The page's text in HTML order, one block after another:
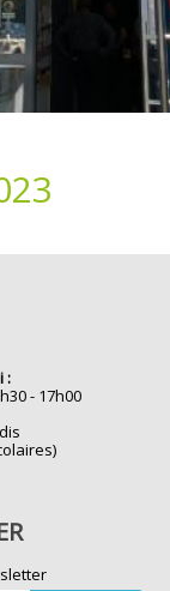
:
- 17h00